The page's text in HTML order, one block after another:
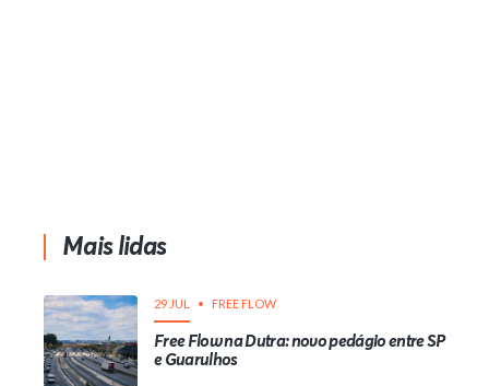
Mais lidas
29 JUL FREE FLOW
Free Flow na Dutra: novo pedágio entre SP
e Guarulhos